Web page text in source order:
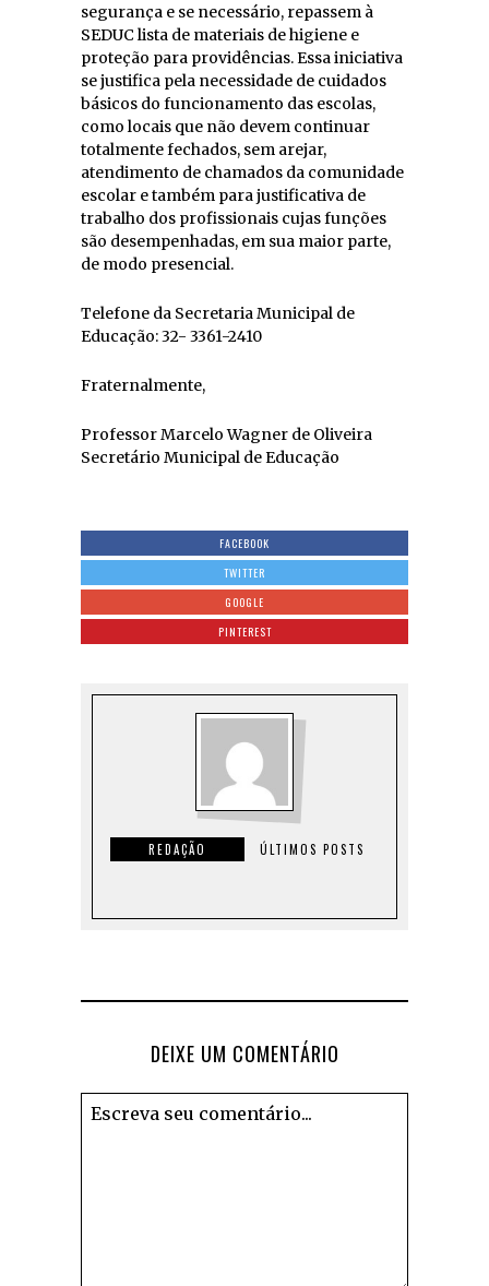
segurança e se necessário, repassem à
SEDUC lista de materiais de higiene e
proteção para providências. Essa iniciativa
se justifica pela necessidade de cuidados
básicos do funcionamento das escolas,
como locais que não devem continuar
totalmente fechados, sem arejar,
atendimento de chamados da comunidade
escolar e também para justificativa de
trabalho dos profissionais cujas funções
são desempenhadas, em sua maior parte,
de modo presencial.
Telefone da Secretaria Municipal de
Educação: 32- 3361-2410
Fraternalmente,
Professor Marcelo Wagner de Oliveira
Secretário Municipal de Educação
FACEBOOK
TWITTER
GOOGLE
PINTEREST
REDAÇÃO ÚLTIMOS POSTS
DEIXE UM COMENTÁRIO